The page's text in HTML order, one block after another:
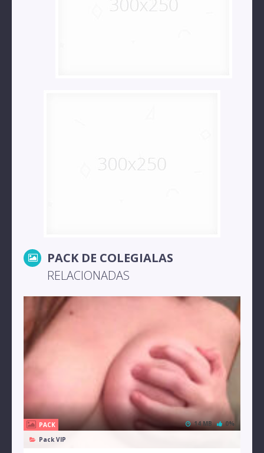
PACK DE COLEGIALAS
RELACIONADAS
PACK
Pack VIP
14 MB 0%